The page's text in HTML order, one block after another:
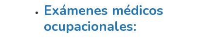
Exámenes médicos
ocupacionales: